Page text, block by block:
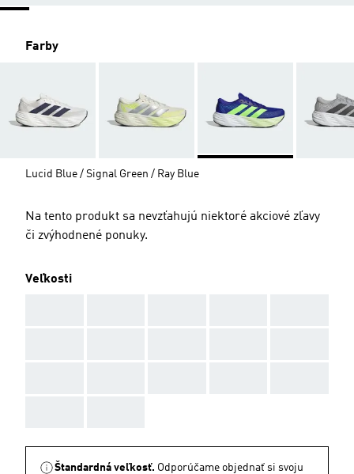
Farby
Lucid Blue / Signal Green / Ray Blue
Na tento produkt sa nevzťahujú niektoré akciové zľavy
či zvýhodnené ponuky.
Veľkosti
Štandardná veľkosť. Odporúčame objednať si svoju